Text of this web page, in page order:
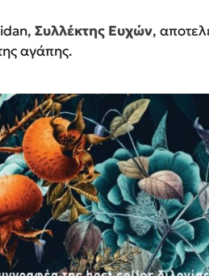
Συλλέκτης Ευχών,
αγάπης.